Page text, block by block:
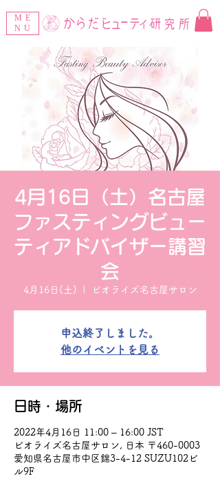
ME
NU
4月16日（土）名古屋
ファスティングビュー
ティアドバイザー講習
会
4月16日(土) ビオライズ名古屋サロン
申込終了しました。
他のイベントを見る
日時・場所
2022年4月16日 11:00 – 16:00 JST
ビオライズ名古屋サロン, 日本 〒460-0003
愛知県名古屋市中区錦3-4-12 SUZU102ビ
ル9F